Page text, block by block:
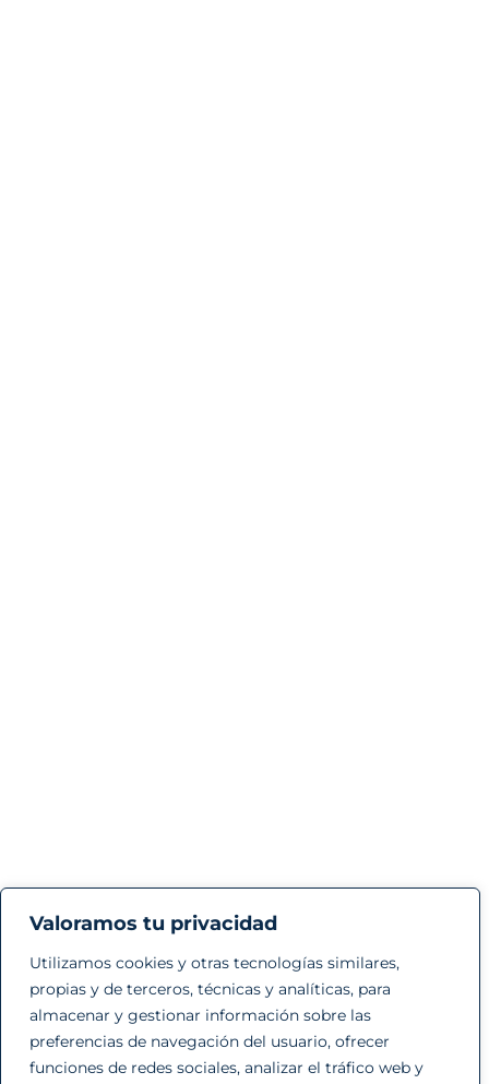
Valoramos tu privacidad
Utilizamos cookies y otras tecnologías similares,
propias y de terceros, técnicas y analíticas, para
almacenar y gestionar información sobre las
preferencias de navegación del usuario, ofrecer
funciones de redes sociales, analizar el tráfico web y